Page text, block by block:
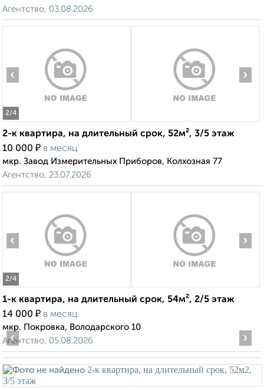
Агентство, 03.08.2026
2/4
‹ ›
2-к квартира, на длительный срок, 52м², 3/5 этаж
10 000 ₽ в месяц
мкр. Завод Измерительных Приборов, Колхозная 77
Агентство, 23.07.2026
2/4
‹ ›
1-к квартира, на длительный срок, 54м², 2/5 этаж
14 000 ₽ в месяц
мкр. Покровка, Володарского 10
Агентство, 05.08.2026
‹ ›